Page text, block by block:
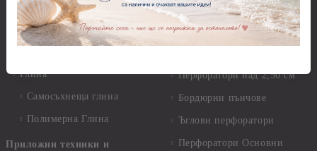
Пластични елементи
Инструменти за моделиране
Глина
Самосъхнеща глина
Полимерна Глина
Приложни техники и
Пънчове Перфоратори
Перфоратори до 2,50 см
Перфоратори над 2,50 см
Бордюрни пънчове
Ъглови перфоратори
Перфоратори Основни